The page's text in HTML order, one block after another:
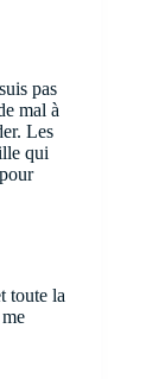
pas
mal à
Les
qui
toute la